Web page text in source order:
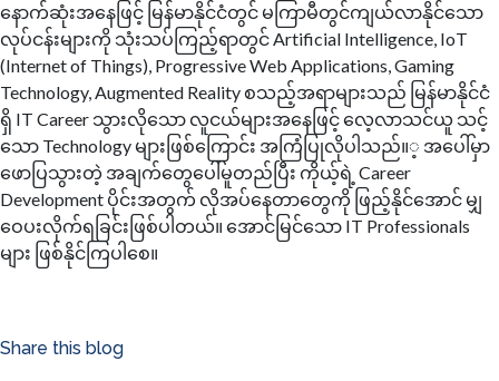
နောက်ဆုံးအနေဖြင့် မြန်မာနိုင်ငံတွင် မကြာမီတွင်ကျယ်လာနိုင်သော
လုပ်ငန်းများကို သုံးသပ်ကြည့်ရာတွင် Artificial Intelligence, IoT
(Internet of Things), Progressive Web Applications, Gaming
Technology, Augmented Reality စသည့်အရာများသည် မြန်မာနိုင်ငံ
ရှိ IT Career သွားလိုသော လူငယ်များအနေဖြင့် လေ့လာသင်ယူ သင့်
သော Technology များဖြစ်ကြောင်း အကြံပြုလိုပါသည်။့ အပေါ်မှာ
ဖောပြသွားတဲ့ အချက်တွေပေါ်မူတည်ပြီး ကိုယ့်ရဲ့ Career
Development ပိုင်းအတွက် လိုအပ်နေတာတွေကို ဖြည့်နိုင်အောင် မျှ
ဝေပးလိုက်ရခြင်းဖြစ်ပါတယ်။ အောင်မြင်သော IT Professionals
များ ဖြစ်နိုင်ကြပါစေ။
Share this blog